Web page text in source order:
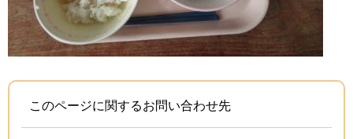
このページに関するお問い合わせ先